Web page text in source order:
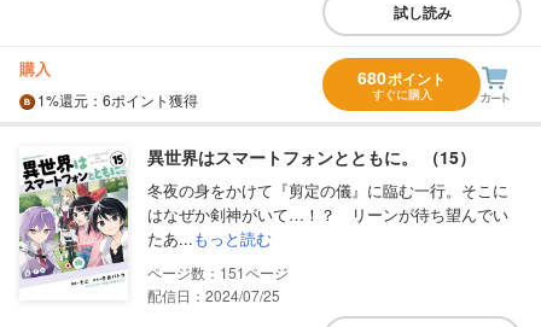
試し読み
購入
1%還元 ：6ポイント獲得
680ポイント
すぐに購入
異世界はスマートフォンとともに。 （15）
冬夜の身をかけて『剪定の儀』に臨む一行。そこに
はなぜか剣神がいて…！？ リーンが待ち望んでい
たあ...もっと読む
151
配信日：2024/07/25